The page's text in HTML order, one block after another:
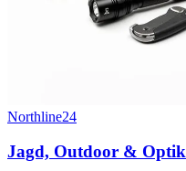
Northline24
Jagd, Outdoor &